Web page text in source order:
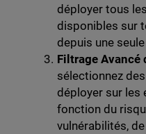
déployer tous
disponibles sur
depuis une
Filtrage Avancé
sélectionnez
déployer sur les
fonction du
vulnérabilités,